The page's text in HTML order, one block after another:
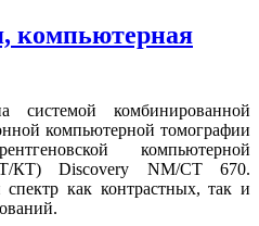
компьютерная
системой комбинированной
компьютерной томографии
компьютерной
КТ) Discovery NM/CT 670.
как контрастных, так и